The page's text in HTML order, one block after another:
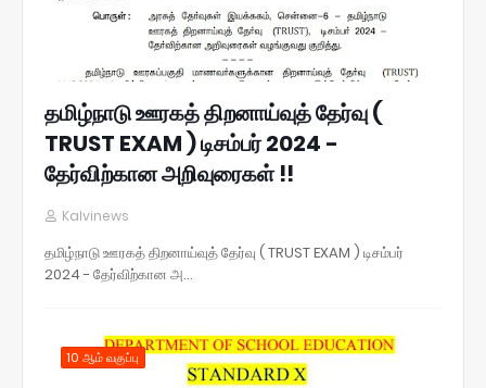
தமிழ்நாடு ஊரகத் திறனாய்வுத் தேர்வு (
TRUST EXAM ) டிசம்பர் 2024 -
தேர்விற்கான அறிவுரைகள் !!
Kalvinews
தமிழ்நாடு ஊரகத் திறனாய்வுத் தேர்வு ( TRUST EXAM ) டிசம்பர்
2024 - தேர்விற்கான அ…
10 ஆம் வகுப்பு